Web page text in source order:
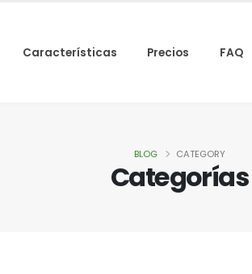
Características Precios FAQ
Categorías
BLOG CATEGORY